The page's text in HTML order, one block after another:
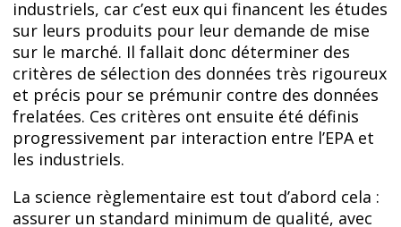
industriels, car c’est eux qui financent les études
sur leurs produits pour leur demande de mise
sur le marché. Il fallait donc déterminer des
critères de sélection des données très rigoureux
et précis pour se prémunir contre des données
frelatées. Ces critères ont ensuite été définis
progressivement par interaction entre l’EPA et
les industriels.
La science règlementaire est tout d’abord cela :
assurer un standard minimum de qualité, avec